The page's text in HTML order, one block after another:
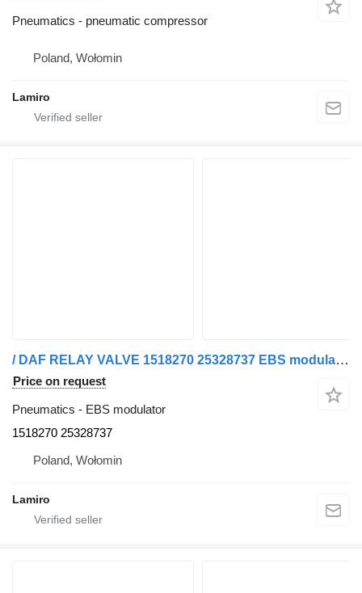
Pneumatics - pneumatic compressor
Poland, Wołomin
Lamiro
/ DAF RELAY VALVE 1518270 25328737 EBS modulator for Renault truck
Price on request
Pneumatics - EBS modulator
1518270 25328737
Poland, Wołomin
Lamiro